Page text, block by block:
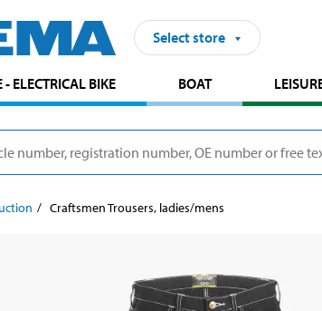
Select store
- ELECTRICAL BIKE BOAT
Craftsmen Trousers, ladies/mens